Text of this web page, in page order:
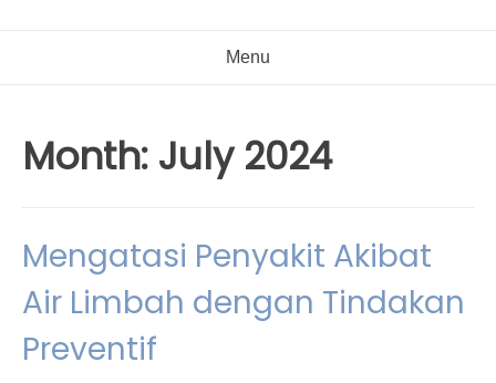
Menu
Month: July 2024
Mengatasi Penyakit Akibat
Air Limbah dengan Tindakan
Preventif